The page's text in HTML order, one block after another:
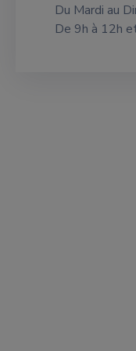
Du Mardi au
De 9h à 12h